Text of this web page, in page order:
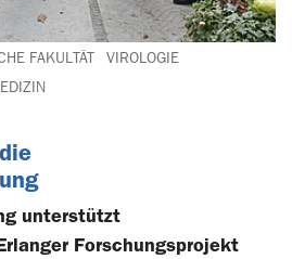
FAKULTÄT
VIROLOGIE
unterstützt
Forschungsprojekt